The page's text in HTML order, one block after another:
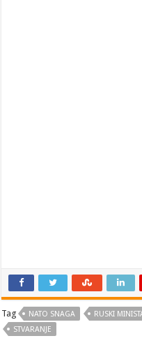
Tag NATO SNAGA RUSKI
STVARANJE